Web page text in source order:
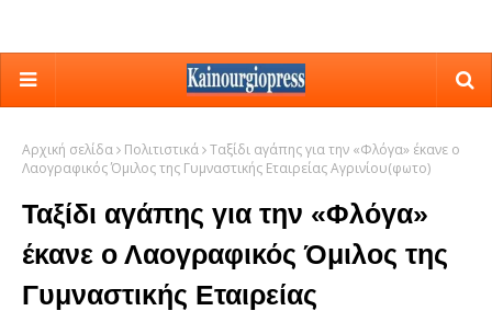
Αρχική σελίδα Πολιτιστικά Ταξίδι αγάπης για την «Φλόγα» έκανε ο
Λαογραφικός Όμιλος της Γυμναστικής Εταιρείας Αγρινίου(φωτο)
Ταξίδι αγάπης για την «Φλόγα»
έκανε ο Λαογραφικός Όμιλος της
Γυμναστικής Εταιρείας